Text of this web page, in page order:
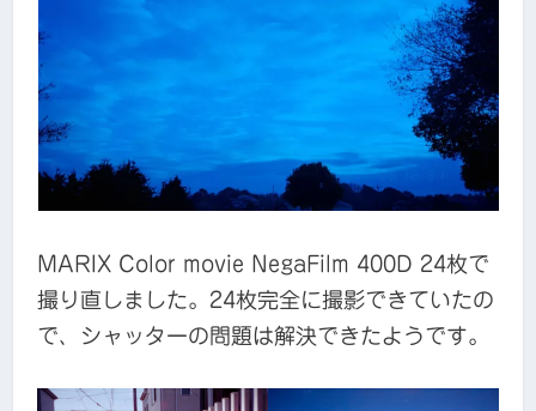
MARIX Color movie NegaFilm 400D 24枚で
撮り直しました。24枚完全に撮影できていたの
で、シャッターの問題は解決できたようです。